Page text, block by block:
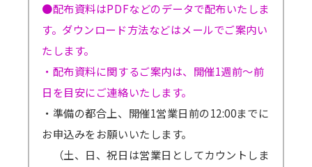
●配布資料はPDFなどのデータで配布いたしま
す。ダウンロード方法などはメールでご案内い
たします。
・配布資料に関するご案内は、開催1週前～前
日を目安にご連絡いたします。
・準備の都合上、開催1営業日前の12:00までに
お申込みをお願いいたします。
（土、日、祝日は営業日としてカウントしま